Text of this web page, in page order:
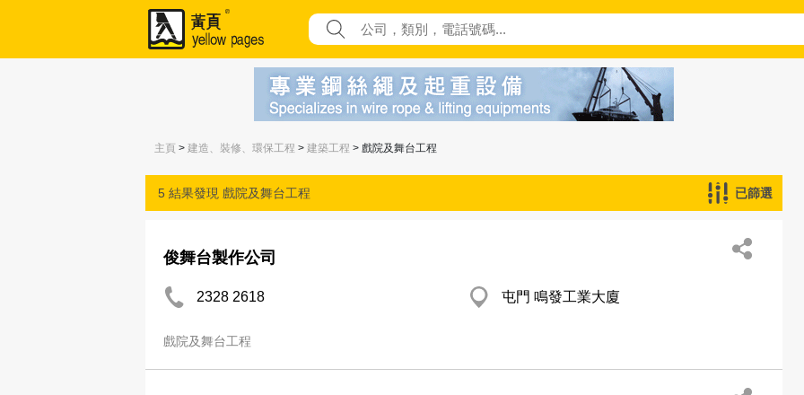
主頁 > 建造、裝修、環保工程 > 建築工程 > 戲院及舞台工程
5 結果發現 戲院及舞台工程 已篩選
俊舞台製作公司
2328 2618 屯門 鳴發工業大廈
戲院及舞台工程